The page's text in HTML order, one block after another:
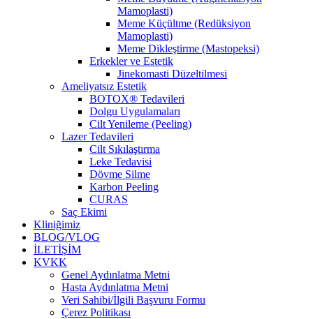
Mamoplasti)
Meme Küçültme (Redüksiyon
Mamoplasti)
Meme Dikleştirme (Mastopeksi)
Erkekler ve Estetik
Jinekomasti Düzeltilmesi
Ameliyatsız Estetik
BOTOX® Tedavileri
Dolgu Uygulamaları
Cilt Yenileme (Peeling)
Lazer Tedavileri
Cilt Sıkılaştırma
Leke Tedavisi
Dövme Silme
Karbon Peeling
CURAS
Saç Ekimi
Kliniğimiz
BLOG/VLOG
İLETİŞİM
KVKK
Genel Aydınlatma Metni
Hasta Aydınlatma Metni
Veri Sahibi/İlgili Başvuru Formu
Çerez Politikası